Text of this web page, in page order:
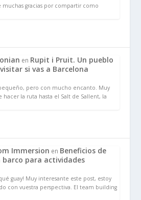
muchas gracias por compartir como
en Rupit i Pruit. Un pueblo
si vas a Barcelona
pero con mucho encanto. Muy
la ruta hasta el Salt de Sallent, la
Immersion en Beneficios de
para actividades
guay! Muy interesante este post, estoy
con vuestra perspectiva. El team building